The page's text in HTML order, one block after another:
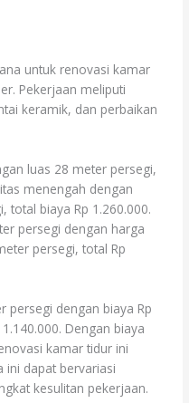
untuk renovasi kamar
Pekerjaan meliputi
keramik, dan perbaikan
luas 28 meter persegi,
menengah dengan
total biaya Rp 1.260.000.
persegi dengan harga
persegi, total Rp
persegi dengan biaya Rp
Dengan biaya
kamar tidur ini
ini dapat bervariasi
kesulitan pekerjaan.